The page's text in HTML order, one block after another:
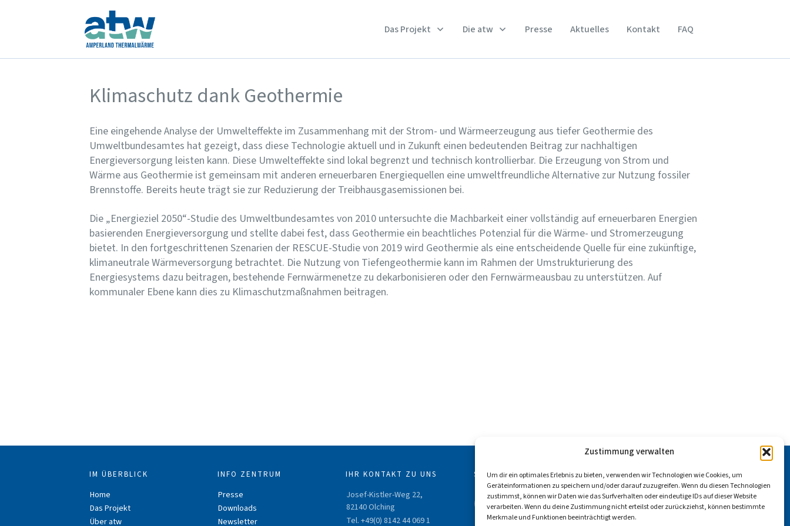
Zustimmung verwalten
Um dir ein optimales Erlebnis zu bieten, verwenden wir Technologien wie Cookies, um
Geräteinformationen zu speichern und/oder darauf zuzugreifen. Wenn du diesen Technologien
zustimmst, können wir Daten wie das Surfverhalten oder eindeutige IDs auf dieser Website
verarbeiten. Wenn du deine Zustimmung nicht erteilst oder zurückziehst, können bestimmte
Merkmale und Funktionen beeinträchtigt werden.
Das Projekt Die atw Presse Aktuelles Kontakt FAQ
Klimaschutz dank Geothermie
Eine eingehende Analyse der Umwelteffekte im Zusammenhang mit der Strom- und Wärmeerzeugung aus tiefer Geothermie des
Umweltbundesamtes hat gezeigt, dass diese Technologie aktuell und in Zukunft einen bedeutenden Beitrag zur nachhaltigen
Energieversorgung leisten kann. Diese Umwelteffekte sind lokal begrenzt und technisch kontrollierbar. Die Erzeugung von Strom und
Wärme aus Geothermie ist gemeinsam mit anderen erneuerbaren Energiequellen eine umweltfreundliche Alternative zur Nutzung fossiler
Brennstoffe. Bereits heute trägt sie zur Reduzierung der Treibhausgasemissionen bei.
Die „Energieziel 2050“-Studie des Umweltbundesamtes von 2010 untersuchte die Machbarkeit einer vollständig auf erneuerbaren Energien
basierenden Energieversorgung und stellte dabei fest, dass Geothermie ein beachtliches Potenzial für die Wärme- und Stromerzeugung
bietet. In den fortgeschrittenen Szenarien der RESCUE-Studie von 2019 wird Geothermie als eine entscheidende Quelle für eine zukünftige,
klimaneutrale Wärmeversorgung betrachtet. Die Nutzung von Tiefengeothermie kann im Rahmen der Umstrukturierung des
Energiesystems dazu beitragen, bestehende Fernwärmenetze zu dekarbonisieren oder den Fernwärmeausbau zu unterstützen. Auf
kommunaler Ebene kann dies zu Klimaschutzmaßnahmen beitragen.
IM ÜBERBLICK
Home
Das Projekt
Über atw
INFO ZENTRUM
Presse
Downloads
Newsletter
IHR KONTAKT ZU UNS
Josef-Kistler-Weg 22,
82140 Olching
Tel. +49(0) 8142 44 069 1
SOZIALE MEDIEN